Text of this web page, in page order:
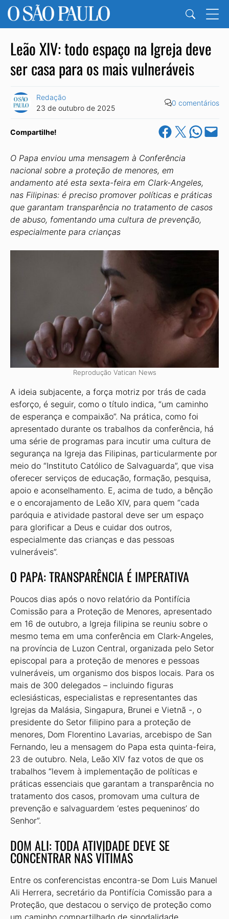
Leão XIV: todo espaço na Igreja deve
ser casa para os mais vulneráveis
Redação
23 de outubro de 2025
0 comentários
Compartilhe! Share on Facebook
Share on X Share on
Email this
O Papa enviou uma mensagem à Conferência
nacional sobre a proteção de menores, em
andamento até esta sexta-feira em Clark-Angeles,
nas Filipinas: é preciso promover políticas e práticas
que garantam transparência no tratamento de casos
de abuso, fomentando uma cultura de prevenção,
especialmente para crianças
Reprodução Vatican News
A ideia subjacente, a força motriz por trás de cada
esforço, é seguir, como o título indica, “um caminho
de esperança e compaixão”. Na prática, como foi
apresentado durante os trabalhos da conferência, há
uma série de programas para incutir uma cultura de
segurança na Igreja das Filipinas, particularmente por
meio do “Instituto Católico de Salvaguarda”, que visa
oferecer serviços de educação, formação, pesquisa,
apoio e aconselhamento. E, acima de tudo, a bênção
e o encorajamento de Leão XIV, para quem “cada
paróquia e atividade pastoral deve ser um espaço
para glorificar a Deus e cuidar dos outros,
especialmente das crianças e das pessoas
vulneráveis”.
O PAPA: TRANSPARÊNCIA É IMPERATIVA
Poucos dias após o novo relatório da Pontifícia
Comissão para a Proteção de Menores, apresentado
em 16 de outubro, a Igreja filipina se reuniu sobre o
mesmo tema em uma conferência em Clark-Angeles,
na província de Luzon Central, organizada pelo Setor
episcopal para a proteção de menores e pessoas
vulneráveis, um organismo dos bispos locais. Para os
mais de 300 delegados – incluindo figuras
eclesiásticas, especialistas e representantes das
Igrejas da Malásia, Singapura, Brunei e Vietnã -, o
presidente do Setor filipino para a proteção de
menores, Dom Florentino Lavarias, arcebispo de San
Fernando, leu a mensagem do Papa esta quinta-feira,
23 de outubro. Nela, Leão XIV faz votos de que os
trabalhos “levem à implementação de políticas e
práticas essenciais que garantam a transparência no
tratamento dos casos, promovam uma cultura de
prevenção e salvaguardem ‘estes pequeninos’ do
Senhor”.
DOM ALI: TODA ATIVIDADE DEVE SE
CONCENTRAR NAS VÍTIMAS
Entre os conferencistas encontra-se Dom Luis Manuel
Ali Herrera, secretário da Pontifícia Comissão para a
Proteção, que destacou o serviço de proteção como
um caminho compartilhado de sinodalidade,